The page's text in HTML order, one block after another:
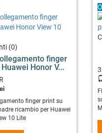
(0)
finger
Honor V...
finger print su
ricambio per Huawei
10 Lite